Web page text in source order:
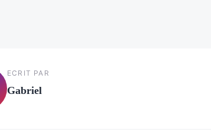
ECRIT PAR
Gabriel